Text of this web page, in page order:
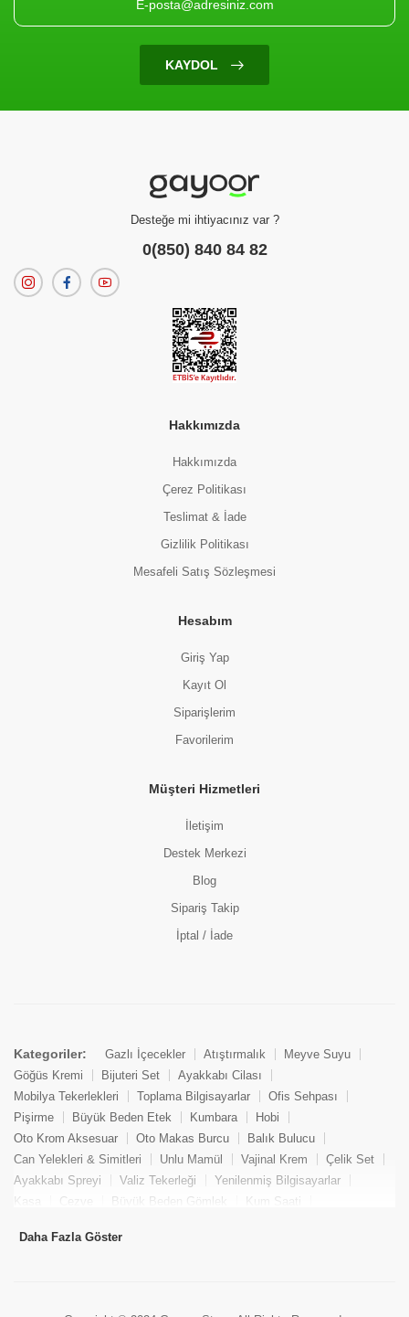
Filtrenize Uygun
Ürün Bulunamadı
KAYDOL
Desteğe mi ihtiyacınız var ?
0(850) 840 84 82
Hakkımızda
Hakkımızda
Çerez Politikası
Teslimat & İade
Gizlilik Politikası
Mesafeli Satış Sözleşmesi
Hesabım
Giriş Yap
Kayıt Ol
Siparişlerim
Favorilerim
Müşteri Hizmetleri
İletişim
Destek Merkezi
Blog
Sipariş Takip
İptal / İade
Kategoriler: Gazlı İçecekler Atıştırmalık
Meyve Suyu
Göğüs Kremi
Bijuteri Set
Ayakkabı Cilası
Mobilya Tekerlekleri
Toplama Bilgisayarlar
Ofis Sehpası
Pişirme
Büyük Beden Etek Kumbara
Hobi
Oto Krom Aksesuar
Oto Makas Burcu
Balık Bulucu
Can Yelekleri & Simitleri
Unlu Mamül Vajinal Krem
Çelik Set
Ayakkabı Spreyi
Valiz Tekerleği
Yenilenmiş Bilgisayarlar
Kasa
Cezve Büyük Beden Gömlek
Kum Saati
Tekne Bağlama & Demirleme
Daha Fazla Göster